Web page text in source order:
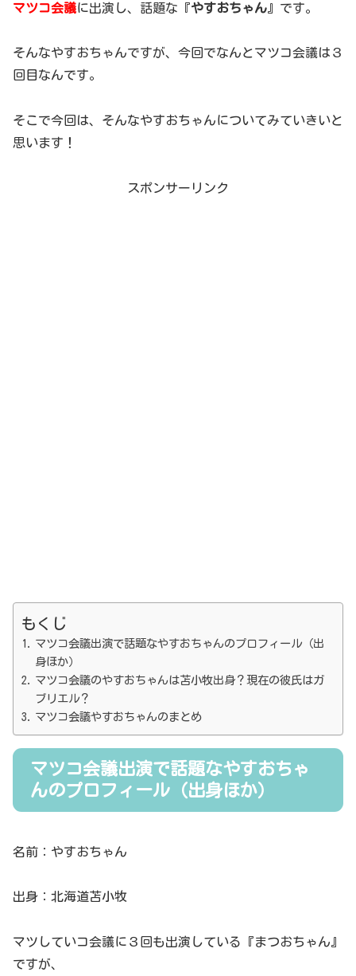
マツコ会議に出演し、話題な『やすおちゃん 』です。
そんなやすおちゃんですが、今回でなんとマツコ会議は３
回目なんです。
そこで今回は、そんなやすおちゃんについてみていきいと
思います！
スポンサーリンク
もくじ
マツコ会議出演で話題なやすおちゃんのプロフィール（出
身ほか）
マツコ会議のやすおちゃんは苫小牧出身？現在の彼氏はガ
ブリエル？
マツコ会議やすおちゃんのまとめ
マツコ会議出演で話題なやすおちゃ
んのプロフィール（出身ほか）
名前：やすおちゃん
出身：北海道苫小牧
マツしていコ会議に３回も出演している『まつおちゃん』
ですが、